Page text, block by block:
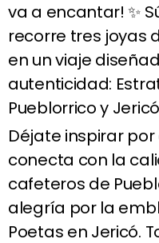
va a encantar! ✨
recorre tres joyas
en un viaje
autenticidad:
Pueblorrico y
Déjate inspirar
conecta con la
cafeteros de
alegría por la
Poetas en Jericó.